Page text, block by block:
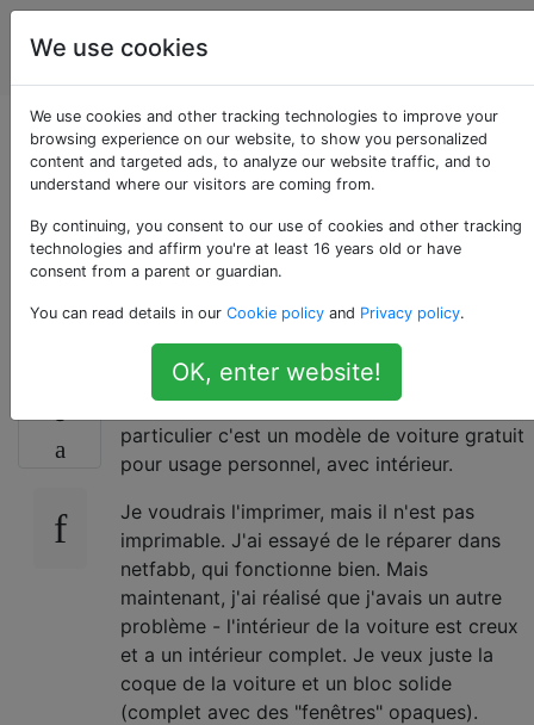
impression
en 3D
Prendre un modèle
détaillé et le rendre
adapté à l'impression
3D?
8
J'ai un modèle que j'aimerais imprimer, en
particulier c'est un modèle de voiture gratuit
pour usage personnel, avec intérieur.
Je voudrais l'imprimer, mais il n'est pas
imprimable. J'ai essayé de le réparer dans
netfabb, qui fonctionne bien. Mais
maintenant, j'ai réalisé que j'avais un autre
problème - l'intérieur de la voiture est creux
et a un intérieur complet. Je veux juste la
coque de la voiture et un bloc solide
(complet avec des "fenêtres" opaques).
We use cookies
We use cookies and other tracking technologies to improve your
browsing experience on our website, to show you personalized
content and targeted ads, to analyze our website traffic, and to
understand where our visitors are coming from.
By continuing, you consent to our use of cookies and other tracking
technologies and affirm you're at least 16 years old or have
consent from a parent or guardian.
You can read details in our Cookie policy and Privacy policy.
OK, enter website!